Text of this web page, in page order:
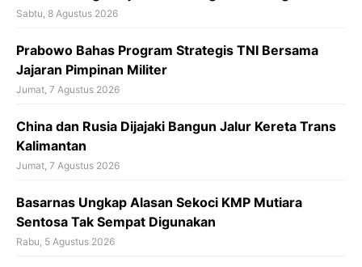
Sabtu, 8 Agustus 2026
Prabowo Bahas Program Strategis TNI Bersama
Jajaran Pimpinan Militer
Jumat, 7 Agustus 2026
China dan Rusia Dijajaki Bangun Jalur Kereta Trans
Kalimantan
Jumat, 7 Agustus 2026
Basarnas Ungkap Alasan Sekoci KMP Mutiara
Sentosa Tak Sempat Digunakan
Rabu, 5 Agustus 2026